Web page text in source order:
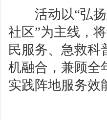
活动以“弘扬
社区”为主线，
民服务、急救科
机融合，兼顾全
实践阵地服务效